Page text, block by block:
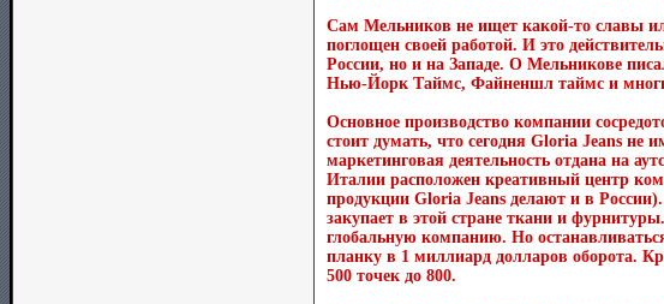
Сам Мельников не ищет какой-то славы
поглощен своей работой. И это
России, но и на Западе. О Мельникове
Нью-Йорк Таймс, Файненшл таймс и
Основное производство компании
стоит думать, что сегодня Gloria Jeans не
маркетинговая деятельность отдана на
Италии расположен креативный центр
продукции Gloria Jeans делают и в
закупает в этой стране ткани и
глобальную компанию. Но
планку в 1 миллиард долларов оборота.
500 точек до 800.